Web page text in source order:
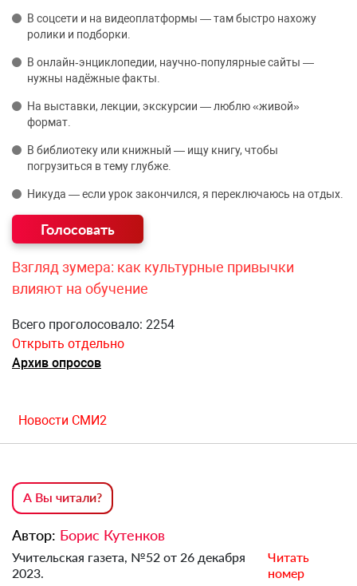
В соцсети и на видеоплатформы — там быстро нахожу
ролики и подборки.
В онлайн‑энциклопедии, научно‑популярные сайты —
нужны надёжные факты.
На выставки, лекции, экскурсии — люблю «живой»
формат.
В библиотеку или книжный — ищу книгу, чтобы
погрузиться в тему глубже.
Никуда — если урок закончился, я переключаюсь на отдых.
Взгляд зумера: как культурные привычки
влияют на обучение
Всего проголосовало: 2254
Открыть отдельно
Архив опросов
Новости СМИ2
А Вы читали?
Автор: Борис Кутенков
Учительская газета, №52 от 26 декабря
2023.
Читать
номер